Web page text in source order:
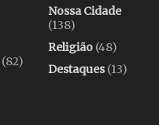
(82)
Nossa Cidade
(138)
Religião (48)
Destaques(13)